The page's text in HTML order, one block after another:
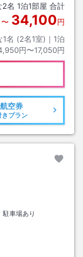
2名 1泊1部屋 合計
〜 34,100円
1名 (2名1室)｜ 1泊
円〜17,050円
航空券
きプラン
駐車場あり